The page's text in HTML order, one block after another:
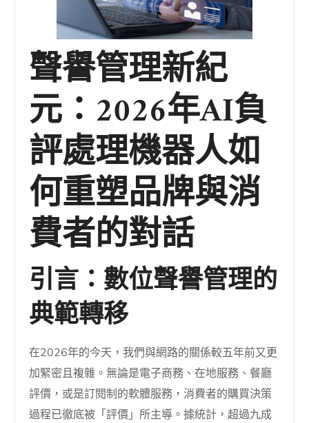
聲譽管理新紀
元：2026年AI負
評處理機器人如
何重塑品牌與消
費者的對話
引言：數位聲譽管理的
典範轉移
在2026年的今天，我們與網路的關係較五年前又更
加緊密且複雜。無論是電子商務、在地服務、餐廳
評價，或是訂閱制的軟體服務，消費者的購買決策
過程已徹底被「評價」所主導。據統計，超過九成